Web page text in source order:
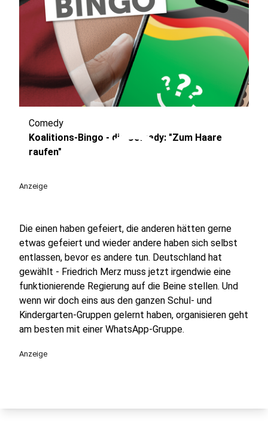
play_circle
Comedy
Koalitions-Bingo - die Comedy: "Zum Haare
raufen"
Anzeige
Die einen haben gefeiert, die anderen hätten gerne
etwas gefeiert und wieder andere haben sich selbst
entlassen, bevor es andere tun. Deutschland hat
gewählt - Friedrich Merz muss jetzt irgendwie eine
funktionierende Regierung auf die Beine stellen. Und
wenn wir doch eins aus den ganzen Schul- und
Kindergarten-Gruppen gelernt haben, organisieren geht
am besten mit einer WhatsApp-Gruppe.
Anzeige